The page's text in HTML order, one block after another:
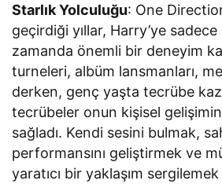
Starlık Yolculuğu: One
geçirdiği yıllar, Harry’ye
zamanda önemli bir deneyim
turneleri, albüm lansmanları,
derken, genç yaşta tecrübe
tecrübeler onun kişisel
sağladı. Kendi sesini bulmak,
performansını geliştirmek ve
yaratıcı bir yaklaşım